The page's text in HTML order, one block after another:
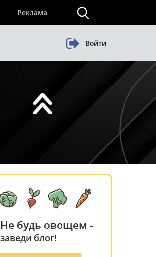
Реклама
Войти
Не будь овощем -
заведи блог!